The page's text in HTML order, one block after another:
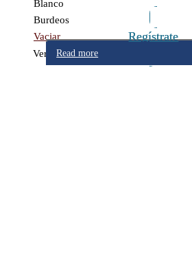
Regístrate
Regístrate
Blanco
Burdeos
Vaciar
Read more
Ver